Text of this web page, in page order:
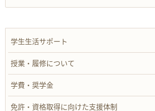
学生生活サポート
授業・履修について
学費・奨学金
免許・資格取得に向けた支援体制